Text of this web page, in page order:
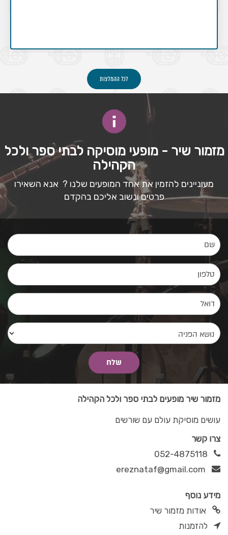
לכל ההמלצות
מזמור שיר - מופעי מוסיקה לבתי ספר ולכל
הקהילה
מעוניינים להזמין את אחד המופעים שלנו ? אנא השאירו
פרטים ונשוב אליכם בהקדם
מזמור שיר מופעים לבתי ספר ולכל הקהילה
עושים מוסיקת עולם עם שורשים
צרו קשר
052-4875118
ereznataf@gmail.com
מידע נוסף
אודות מזמור שיר
להזמנות